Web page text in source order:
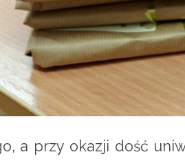
a przy okazji dość